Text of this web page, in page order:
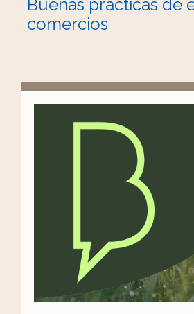
Buenas prácticas de
comercios